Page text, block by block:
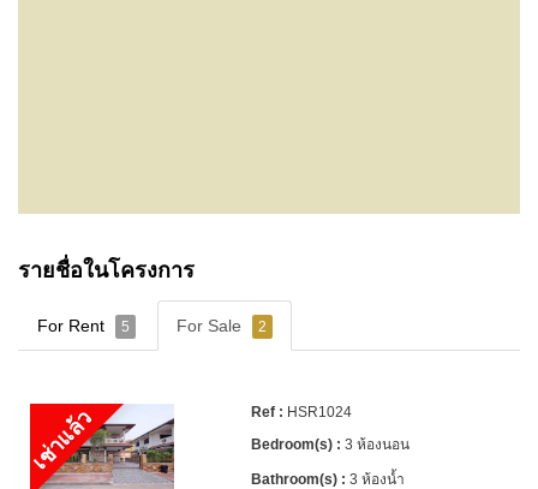
รายชื่อในโครงการ
For Rent 5 For Sale 2
เช่าแล้ว
HSR1024
3 ห้องนอน
3 ห้องน้ำ